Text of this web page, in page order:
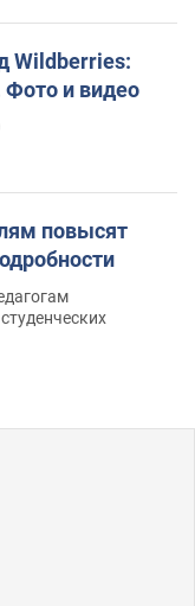
Wildberries:
Фото и видео
повысят